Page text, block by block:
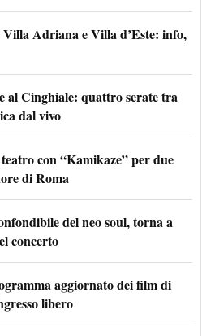
Adriana e Villa d’Este: info,
al Cinghiale: quattro serate tra
dal vivo
con “Kamikaze” per due
di Roma
del neo soul, torna a
concerto
aggiornato dei film di
libero